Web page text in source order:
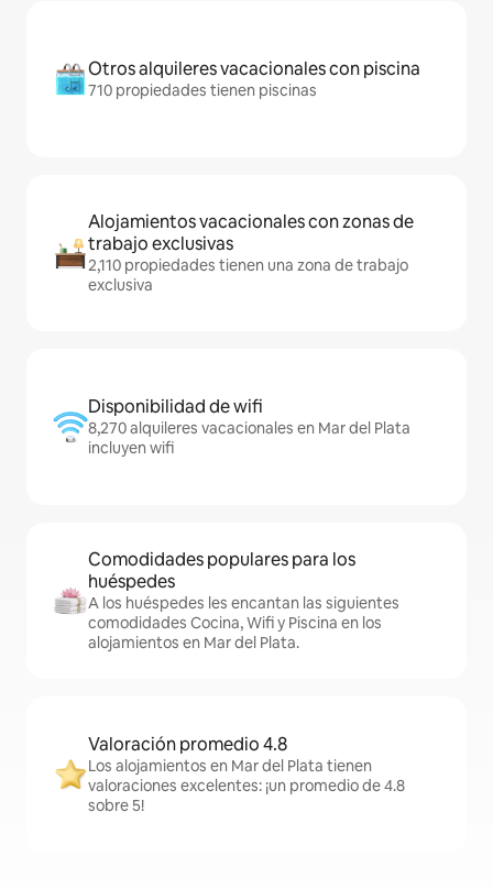
Otros alquileres vacacionales con piscina
710 propiedades tienen piscinas
Alojamientos vacacionales con zonas de
trabajo exclusivas
2,110 propiedades tienen una zona de trabajo
exclusiva
Disponibilidad de wifi
8,270 alquileres vacacionales en Mar del Plata
incluyen wifi
Comodidades populares para los
huéspedes
A los huéspedes les encantan las siguientes
comodidades Cocina, Wifi y Piscina en los
alojamientos en Mar del Plata.
Valoración promedio 4.8
Los alojamientos en Mar del Plata tienen
valoraciones excelentes: ¡un promedio de 4.8
sobre 5!